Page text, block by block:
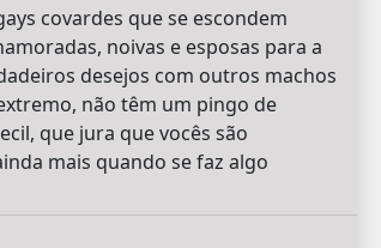
covardes que se escondem
noivas e esposas para a
desejos com outros machos
não têm um pingo de
que jura que vocês são
mais quando se faz algo